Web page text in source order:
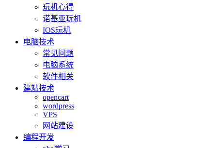
玩机心得
诺基亚玩机
IOS玩机
电脑技术
常见问题
电脑系统
软件相关
建站技术
opencart
wordpress
VPS
网站建设
编程开发